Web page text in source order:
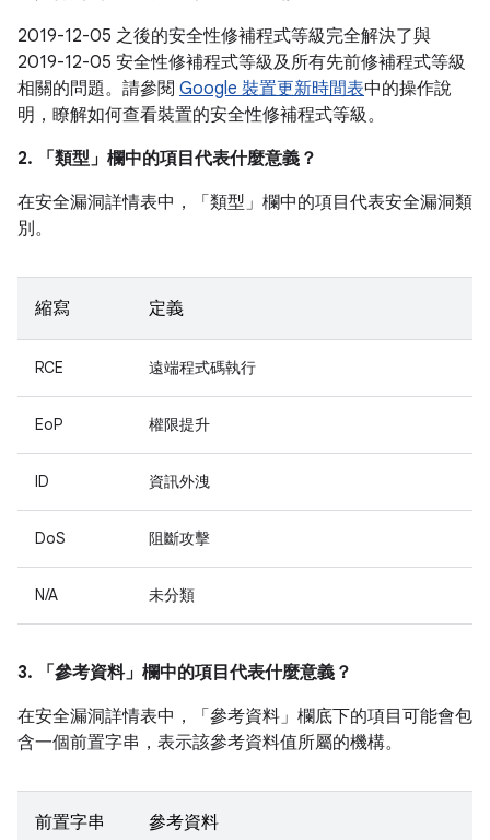
2019-12-05 之後的安全性修補程式等級完全解決了與
2019-12-05 安全性修補程式等級及所有先前修補程式等級
相關的問題。請參閱 Google 裝置更新時間表中的操作說
明，瞭解如何查看裝置的安全性修補程式等級。
2. 「類型」 欄中的項目代表什麼意義？
在安全漏洞詳情表中，「類型」 欄中的項目代表安全漏洞類
別。
縮寫 定義
RCE 遠端程式碼執行
EoP 權限提升
ID 資訊外洩
DoS 阻斷攻擊
N/A 未分類
3. 「參考資料」 欄中的項目代表什麼意義？
在安全漏洞詳情表中，「參考資料」 欄底下的項目可能會包
含一個前置字串，表示該參考資料值所屬的機構。
前置字串 參考資料